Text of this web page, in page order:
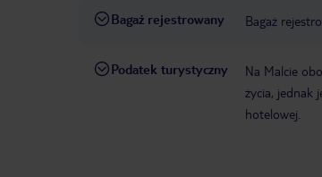
Bagaż rejestrowany Bagaż
Podatek turystyczny
Na Malcie
życia, jednak
hotelowej.